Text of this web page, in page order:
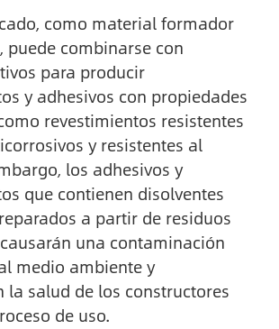
como material formador
puede combinarse con
para producir
y adhesivos con propiedades
revestimientos resistentes
y resistentes al
los adhesivos y
que contienen disolventes
a partir de residuos
causarán una contaminación
medio ambiente y
la salud de los constructores
de uso.